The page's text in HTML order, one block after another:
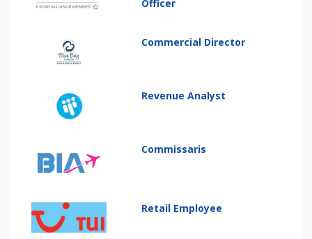
Officer
Commercial Director
Revenue Analyst
Commissaris
Retail Employee